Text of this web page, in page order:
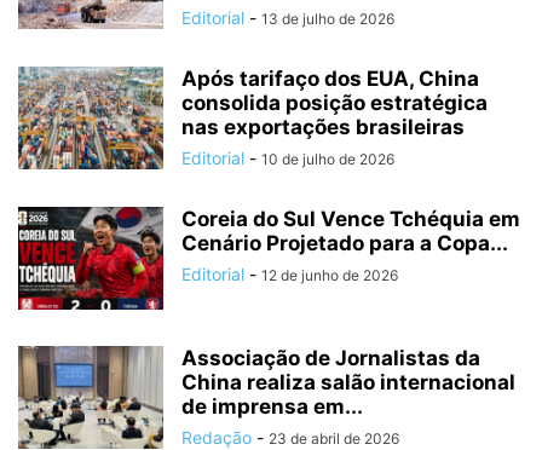
Editorial - 13 de julho de 2026
Após tarifaço dos EUA, China
consolida posição estratégica
nas exportações brasileiras
Editorial - 10 de julho de 2026
Coreia do Sul Vence Tchéquia em
Cenário Projetado para a Copa...
Editorial - 12 de junho de 2026
Associação de Jornalistas da
China realiza salão internacional
de imprensa em...
Redação - 23 de abril de 2026